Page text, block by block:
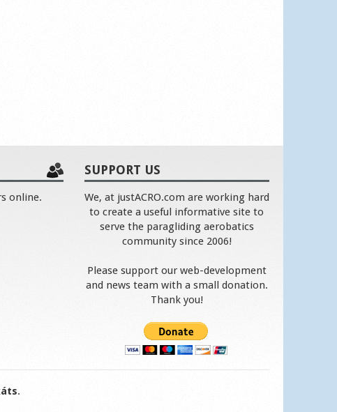
online.
SUPPORT US
We, at justACRO.com are working hard
to create a useful informative site to
serve the paragliding aerobatics
community since 2006!
Please support our web-development
and news team with a small donation.
Thank you!
.